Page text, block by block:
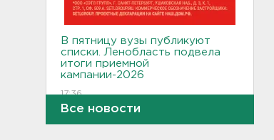
В пятницу вузы публикуют
списки. Ленобласть подвела
итоги приемной
кампании-2026
17:36
Руководителя ячейки
Все новости